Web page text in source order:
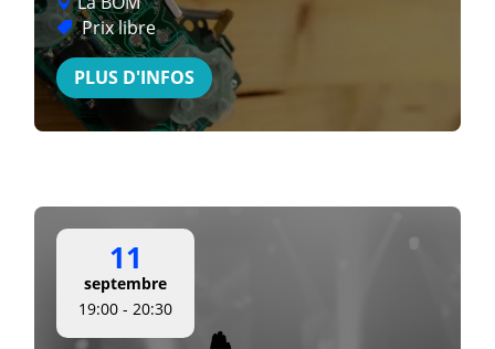
Prix libre
PLUS D'INFOS
11
septembre
19:00 - 20:30